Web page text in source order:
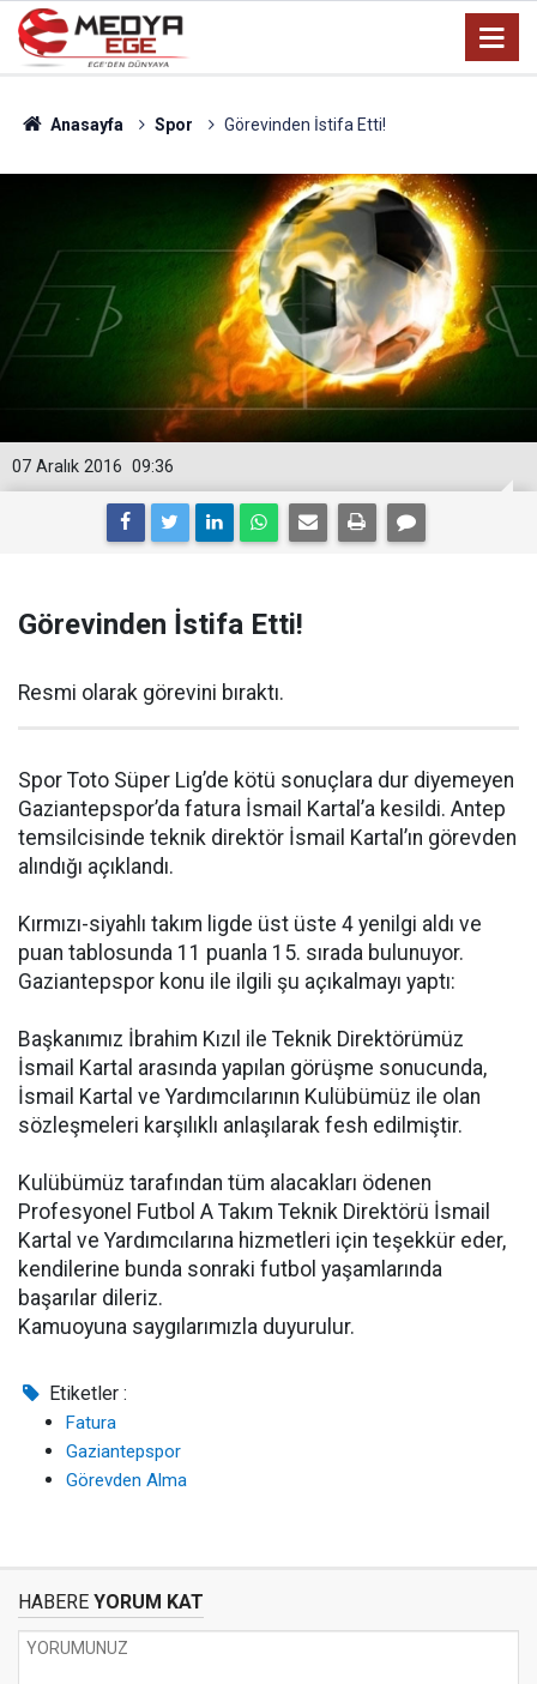
Anasayfa Spor Görevinden İstifa Etti!
09:36
07 Aralık 2016
Görevinden İstifa Etti!
Resmi olarak görevini bıraktı.
Spor Toto Süper Lig’de kötü sonuçlara dur diyemeyen
Gaziantepspor’da fatura İsmail Kartal’a kesildi. Antep
temsilcisinde teknik direktör İsmail Kartal’ın görevden
alındığı açıklandı.
Kırmızı-siyahlı takım ligde üst üste 4 yenilgi aldı ve
puan tablosunda 11 puanla 15. sırada bulunuyor.
Gaziantepspor konu ile ilgili şu açıkalmayı yaptı:
Başkanımız İbrahim Kızıl ile Teknik Direktörümüz
İsmail Kartal arasında yapılan görüşme sonucunda,
İsmail Kartal ve Yardımcılarının Kulübümüz ile olan
sözleşmeleri karşılıklı anlaşılarak fesh edilmiştir.
Kulübümüz tarafından tüm alacakları ödenen
Profesyonel Futbol A Takım Teknik Direktörü İsmail
Kartal ve Yardımcılarına hizmetleri için teşekkür eder,
kendilerine bunda sonraki futbol yaşamlarında
başarılar dileriz.
Kamuoyuna saygılarımızla duyurulur.
Etiketler :
Fatura
Gaziantepspor
Görevden Alma
HABERE YORUM KAT